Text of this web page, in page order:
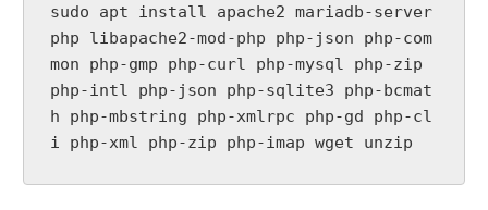
sudo apt install apache2 mariadb-server
php libapache2-mod-php php-json php-com
mon php-gmp php-curl php-mysql php-zip
php-intl php-json php-sqlite3 php-bcmat
h php-mbstring php-xmlrpc php-gd php-cl
i php-xml php-zip php-imap wget unzip